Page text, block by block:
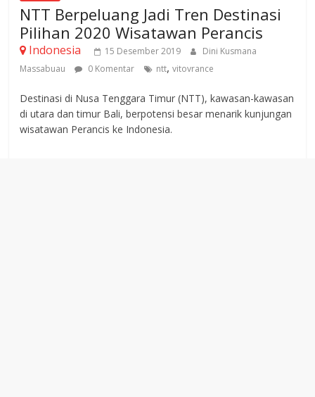
NTT Berpeluang Jadi Tren Destinasi
Pilihan 2020 Wisatawan Perancis
Indonesia 15 Desember 2019
Dini Kusmana
Massabuau
0 Komentar ntt,vitovrance
Destinasi di Nusa Tenggara Timur (NTT), kawasan-kawasan
di utara dan timur Bali, berpotensi besar menarik kunjungan
wisatawan Perancis ke Indonesia.